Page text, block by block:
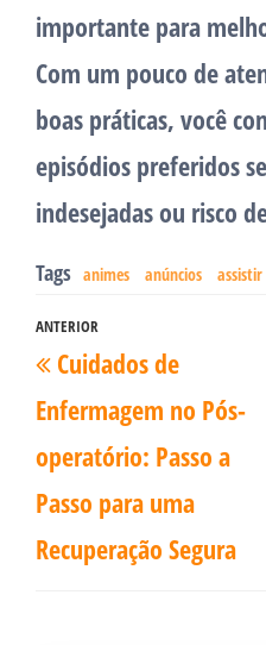
importante para
Com um pouco de
boas práticas, você
episódios preferidos
indesejadas ou risco
Tags animes anúncios assistir
Navegação
de
Post
Post
anterior
ANTERIOR
Cuidados de
Enfermagem no Pós-
operatório: Passo a
Passo para uma
Recuperação Segura